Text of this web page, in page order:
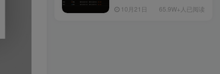
10月21日 65.9W+人已阅读